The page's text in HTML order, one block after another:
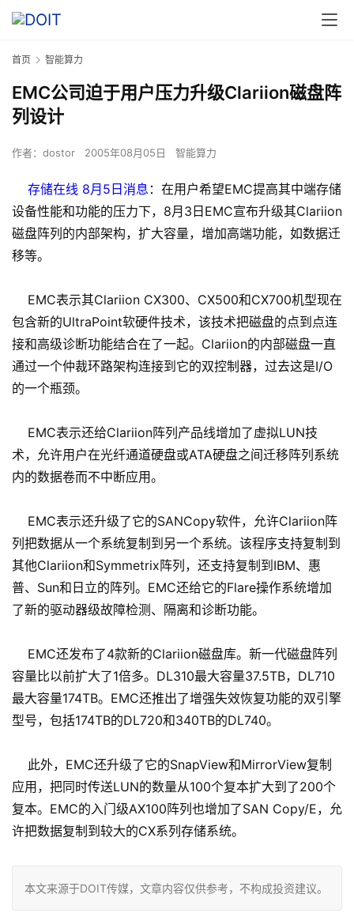
首页 智能算力
EMC公司迫于用户压力升级Clariion磁盘阵
列设计
作者： dostor 2005年08月05日 智能算力
存储在线 8月5日消息 ：在用户希望EMC提高其中端存储
设备性能和功能的压力下，8月3日EMC宣布升级其Clariion
磁盘阵列的内部架构，扩大容量，增加高端功能，如数据迁
移等。
EMC表示其Clariion CX300、CX500和CX700机型现在
包含新的UltraPoint软硬件技术，该技术把磁盘的点到点连
接和高级诊断功能结合在了一起。Clariion的内部磁盘一直
通过一个仲裁环路架构连接到它的双控制器，过去这是I/O
的一个瓶颈。
EMC表示还给Clariion阵列产品线增加了虚拟LUN技
术，允许用户在光纤通道硬盘或ATA硬盘之间迁移阵列系统
内的数据卷而不中断应用。
EMC表示还升级了它的SANCopy软件，允许Clariion阵
列把数据从一个系统复制到另一个系统。该程序支持复制到
其他Clariion和Symmetrix阵列，还支持复制到IBM、惠
普、Sun和日立的阵列。EMC还给它的Flare操作系统增加
了新的驱动器级故障检测、隔离和诊断功能。
EMC还发布了4款新的Clariion磁盘库。新一代磁盘阵列
容量比以前扩大了1倍多。DL310最大容量37.5TB，DL710
最大容量174TB。EMC还推出了增强失效恢复功能的双引擎
型号，包括174TB的DL720和340TB的DL740。
此外，EMC还升级了它的SnapView和MirrorView复制
应用，把同时传送LUN的数量从100个复本扩大到了200个
复本。EMC的入门级AX100阵列也增加了SAN Copy/E，允
许把数据复制到较大的CX系列存储系统。
本文来源于DOIT传媒，文章内容仅供参考，不构成投资建议。